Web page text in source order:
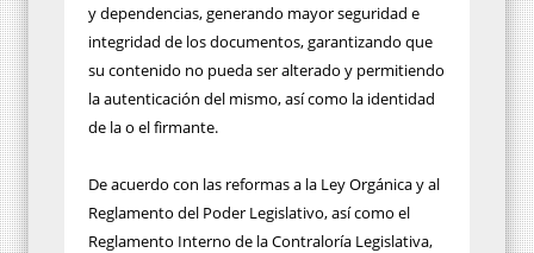
y dependencias, generando mayor seguridad e
integridad de los documentos, garantizando que
su contenido no pueda ser alterado y permitiendo
la autenticación del mismo, así como la identidad
de la o el firmante.
De acuerdo con las reformas a la Ley Orgánica y al
Reglamento del Poder Legislativo, así como el
Reglamento Interno de la Contraloría Legislativa,